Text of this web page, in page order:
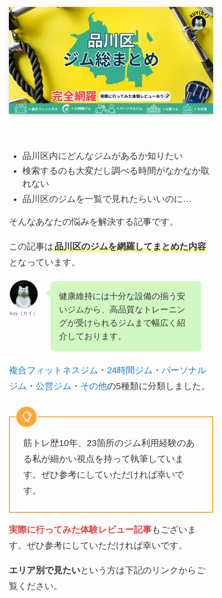
品川区内にどんなジムがあるか知りたい
検索するのも大変だし調べる時間がなかなか取
れない
品川区のジムを一覧で見れたらいいのに…
そんなあなたの悩みを解決する記事です。
この記事は品川区のジムを網羅してまとめた内容
となっています。
kuy（カイ）
健康維持には十分な設備の揃う安
いジムから、高品質なトレーニン
グが受けられるジムまで幅広く紹
介しております。
複合フィットネスジム ・ 24時間ジム ・ パーソナル
ジム ・ 公営ジム ・ その他の5種類に分類しました。
筋トレ歴10年、23箇所のジム利用経験のあ
る私が細かい視点を持って執筆していま
す。ぜひ参考にしていただければ幸いで
す。
実際に行ってみた体験レビュー記事もございま
す。ぜひ参考にしていただければ幸いです。
エリア別で見たいという方は下記のリンクからご
覧ください。